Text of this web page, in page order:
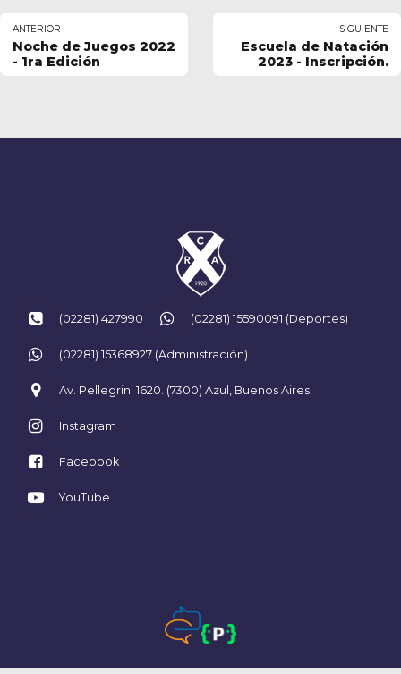
ANTERIOR
Noche de Juegos 2022
- 1ra Edición
SIGUIENTE
Escuela de Natación
2023 - Inscripción.
(02281) 427990 (02281) 15590091 (Deportes)
(02281) 15368927 (Administración)
Av. Pellegrini 1620. (7300) Azul, Buenos Aires.
Instagram
Facebook
YouTube